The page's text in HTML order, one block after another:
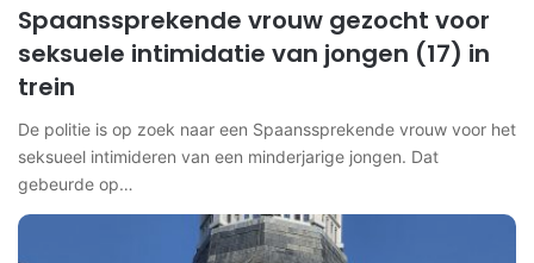
Spaanssprekende vrouw gezocht voor
seksuele intimidatie van jongen (17) in
trein
De politie is op zoek naar een Spaanssprekende vrouw voor het
seksueel intimideren van een minderjarige jongen. Dat
gebeurde op…